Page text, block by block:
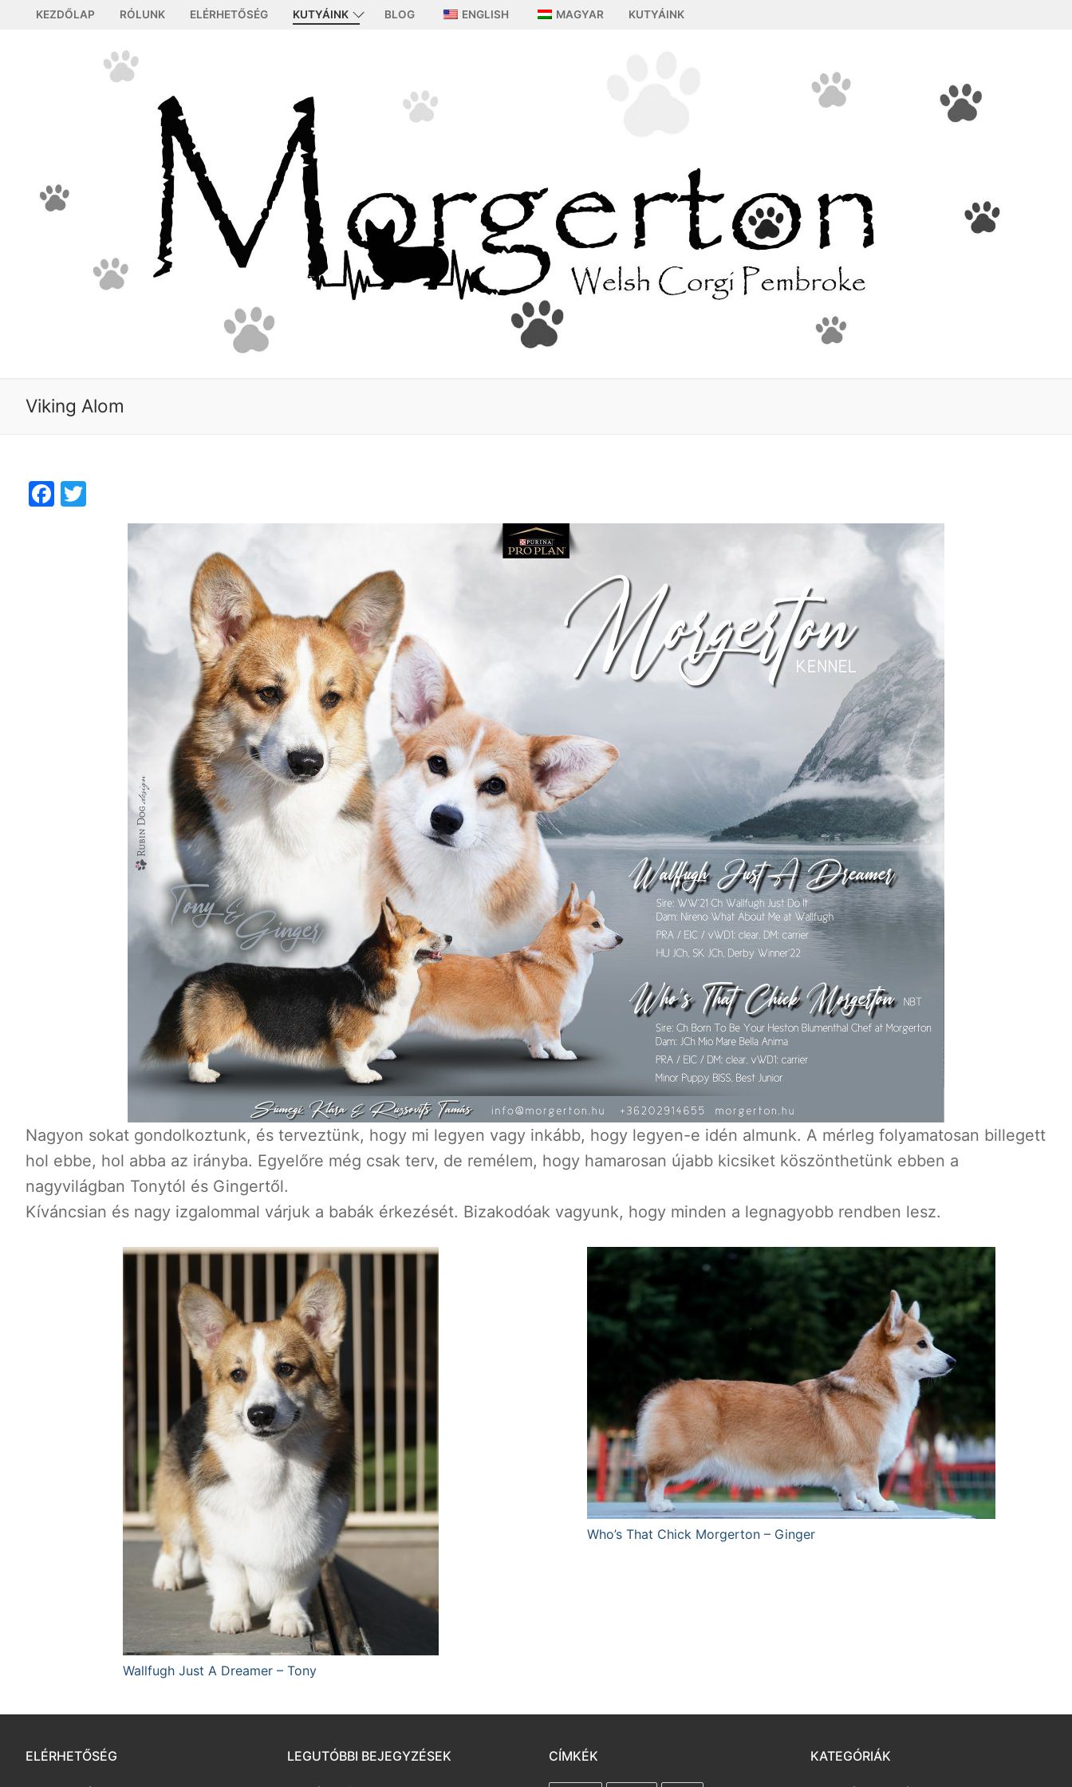
KEZDŐLAP RÓLUNK ELÉRHETŐSÉG KUTYÁINK BLOG ENGLISH MAGYAR KUTYÁINK
Viking Alom
Facebook
Nagyon sokat gondolkoztunk, és terveztünk, hogy mi legyen vagy inkább, hogy legyen-e idén almunk. A mérleg folyamatosan billegett
hol ebbe, hol abba az irányba. Egyelőre még csak terv, de remélem, hogy hamarosan újabb kicsiket köszönthetünk ebben a
nagyvilágban Tonytól és Gingertől.
Kíváncsian és nagy izgalommal várjuk a babák érkezését. Bizakodóak vagyunk, hogy minden a legnagyobb rendben lesz.
Wallfugh Just A Dreamer – Tony
Who’s That Chick Morgerton – Ginger
ELÉRHETŐSÉG LEGUTÓBBI BEJEGYZÉSEK CÍMKÉK KATEGÓRIÁK